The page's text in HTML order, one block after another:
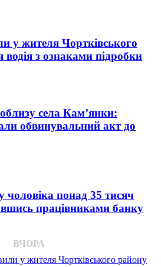
у жителя Чортківського
водія з ознаками підробки
села Кам’янки:
обвинувальний акт до
понад 35 тисяч
працівниками банку
ВЧОРА
у жителя Чортківського району